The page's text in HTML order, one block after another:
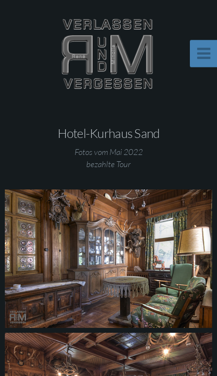
Hotel-Kurhaus Sand
Fotos vom Mai 2022
bezahlte Tour